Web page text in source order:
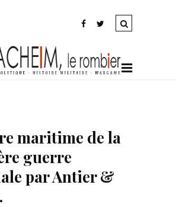
maritime de la
guerre
par Antier &